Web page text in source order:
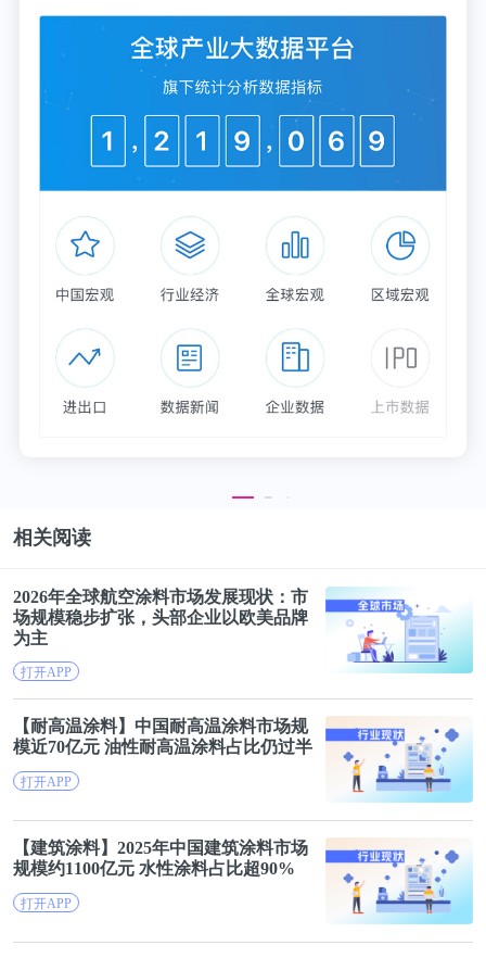
相关阅读
2026年全球航空涂料市场发展现状： 市
场规模稳步扩张，头部企业以欧美品牌
为主
打开APP
【耐高温涂料】中国耐高温涂料市场规
模近70亿元 油性耐高温涂料占比仍过半
打开APP
【建筑涂料】2025年中国建筑涂料市场
规模约1100亿元 水性涂料占比超90%
打开APP